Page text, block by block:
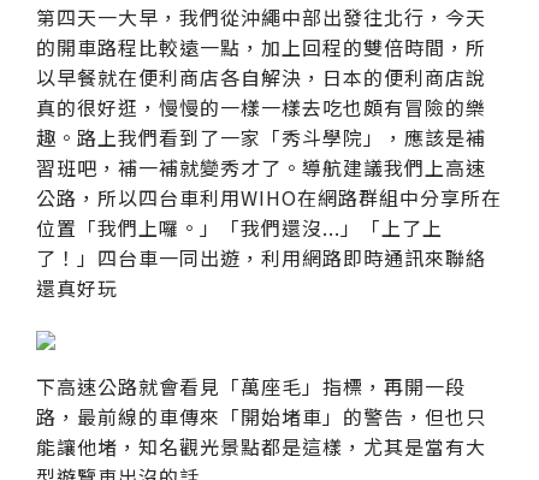
第四天一大早，我們從沖繩中部出發往北行，今天
的開車路程比較遠一點，加上回程的雙倍時間，所
以早餐就在便利商店各自解決，日本的便利商店說
真的很好逛，慢慢的一樣一樣去吃也頗有冒險的樂
趣。路上我們看到了一家「秀斗學院」，應該是補
習班吧，補一補就變秀才了。導航建議我們上高速
公路，所以四台車利用WIHO在網路群組中分享所在
位置「我們上囉。」「我們還沒...」「上了上
了！」四台車一同出遊，利用網路即時通訊來聯絡
還真好玩
下高速公路就會看見「萬座毛」指標，再開一段
路，最前線的車傳來「開始堵車」的警告，但也只
能讓他堵，知名觀光景點都是這樣，尤其是當有大